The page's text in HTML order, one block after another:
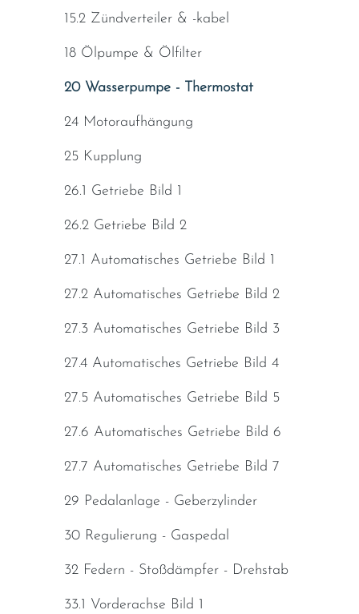
15.2 Zündverteiler & -kabel
18 Ölpumpe & Ölfilter
20 Wasserpumpe - Thermostat
24 Motoraufhängung
25 Kupplung
26.1 Getriebe Bild 1
26.2 Getriebe Bild 2
27.1 Automatisches Getriebe Bild 1
27.2 Automatisches Getriebe Bild 2
27.3 Automatisches Getriebe Bild 3
27.4 Automatisches Getriebe Bild 4
27.5 Automatisches Getriebe Bild 5
27.6 Automatisches Getriebe Bild 6
27.7 Automatisches Getriebe Bild 7
29 Pedalanlage - Geberzylinder
30 Regulierung - Gaspedal
32 Federn - Stoßdämpfer - Drehstab
33.1 Vorderachse Bild 1